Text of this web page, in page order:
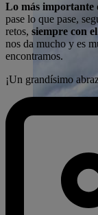
Lo más importante
pase lo que pase,
retos, siempre con
nos da mucho y es
encontramos.
¡Un grandísimo